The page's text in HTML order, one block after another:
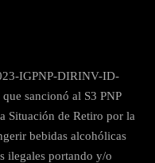
IGPNP-DIRINV-ID-
sancionó al S3 PNP
de Retiro por la
bebidas alcohólicas
ilegales portando y/o